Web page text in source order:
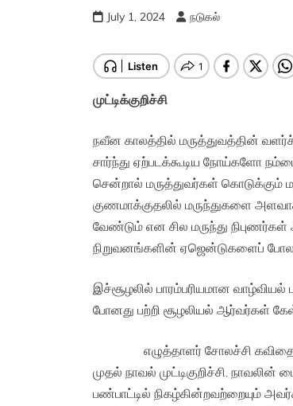
July 1, 2024 நடுகல்
முட்டிக்குறிச்சி
நவீன காலத்தில் மருத்துவத்தின்
சார்ந்து ஏற்படக்கூடிய நோய்களோ
சென்றால் மருத்துவர்கள் கொடுக்கும்
குணமாக்குதலில் மருந்துகளை
வேண்டும் என சில மருந்து
நிறுவனங்களின் ஏஜென்டுகளைப்
இச்சூழலில் பாரம்பரியமான
போனது பற்றி சூழலியல் ஆர்வர்கள்
எழுத்தாளர் சோலச்சி
முதல் நாவல் முட்டிகுறிச்சி.
பண்பாட்டில் நிகழ்கின்றவற்றையும்